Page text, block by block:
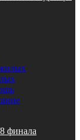
финала